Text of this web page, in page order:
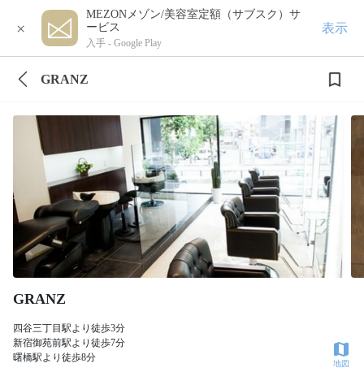
×
MEZONメゾン/美容室定額（サブスク）サ
ービス
入手 - Google Play
表示
GRANZ
GRANZ
四谷三丁目駅より徒歩3分
新宿御苑前駅より徒歩7分
曙橋駅より徒歩8分
地図